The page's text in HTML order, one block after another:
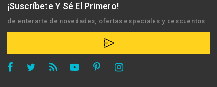
¡Suscríbete Y Sé El Primero!
de enterarte de novedades, ofertas especiales y descuentos